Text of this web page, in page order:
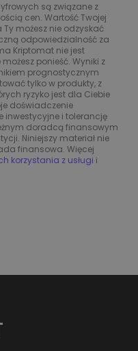
są związane z
cen. Wartość Twojej
możesz nie odzyskać
odpowiedzialność za
Kriptomat nie jest
ponieść. Wyniki z
prognostycznym
tylko w produkty, z
ryzyko jest dla Ciebie
doświadczenie
inwestycyjne i tolerancję
doradcą finansowym
Niniejszy materiał nie
finansowa. Więcej
korzystania z usługi i